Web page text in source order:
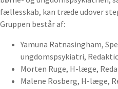
fællesskab, kan træde udover
Gruppen består af:
Yamuna Ratnasingham,
ungdomspsykiatri,
Morten Ruge, H-læge,
Malene Rosberg, H-læge,